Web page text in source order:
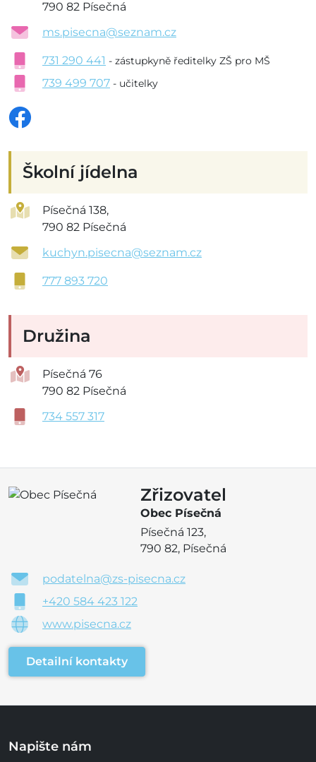
790 82 Písečná
ms.pisecna@seznam.cz
731 290 441 - zástupkyně ředitelky ZŠ pro MŠ
739 499 707 - učitelky
Školní jídelna
Písečná 138,
790 82 Písečná
kuchyn.pisecna@seznam.cz
777 893 720
Družina
Písečná 76
790 82 Písečná
734 557 317
Zřizovatel
Obec Písečná
Písečná 123,
790 82, Písečná
podatelna@zs-pisecna.cz
+420 584 423 122
www.pisecna.cz
Detailní kontakty
Napište nám